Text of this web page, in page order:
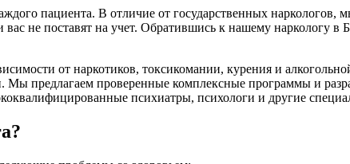
пациента. В отличие от государственных
не поставят на учет. Обратившись к нашему наркологу в
от наркотиков, токсикомании, курения и
предлагаем проверенные комплексные программы и
психиатры, психологи и другие